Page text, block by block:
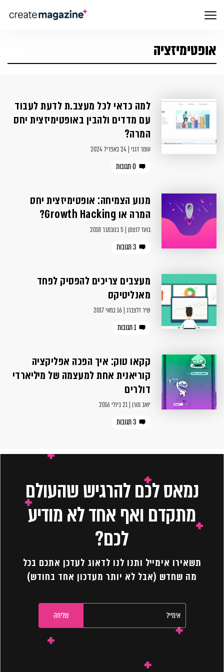
אופטימיזציה
למה כדאי לכל מעצב.ת לדעת לעבוד
עם מדדים ולהבין באופטימיזצית יחס
המרה?
עומר דגני | 24 באפריל 2024
0 תגובות
מנוע הצמיחה: אופטימיזצית יחס
המרה או Growth Hacking?
בועז לנצמן | 5 בנובמבר 2018
3 תגובות
מעצבים צריכים להפסיק לפחד
מאנליטיקס
שיר זלצברג | 16 במאי 2017
1 תגובות
קקאו טוק: איך הפכה אפליקציה
קוריאנית אחת למעצמה של מיליארדי
דולרים
יואב מורן | 21 ביולי 2016
3 תגובות
נמאס לכם להרגיש שהעולם
מתקדם ואף אחד לא מודיע
לכם?
תשאירו אימייל ותנו לנו לדאוג לעדכן אתכם בכל
מה שחדש (אבל לא יותר מעדכון אחד בחודש)